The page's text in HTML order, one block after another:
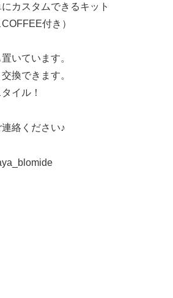
カスタムできるキット
付き）
いています。
換できます。
イル！
絡ください♪